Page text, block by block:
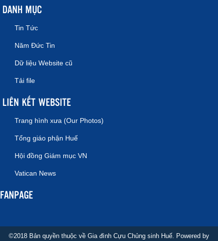
DANH MỤC
Tin Tức
Năm Đức Tin
Dữ liệu Website cũ
Tải file
LIÊN KẾT WEBSITE
Trang hình xưa (Our Photos)
Tổng giáo phận Huế
Hội đồng Giám mục VN
Vatican News
FANPAGE
©2018 Bản quyền thuộc về Gia đình Cựu Chủng sinh Huế. Powered by